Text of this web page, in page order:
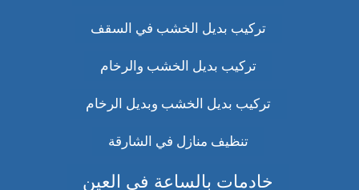
تركيب بديل الخشب في السقف
تركيب بديل الخشب والرخام
تركيب بديل الخشب وبديل الرخام
تنظيف منازل في الشارقة
خادمات بالساعة في العين